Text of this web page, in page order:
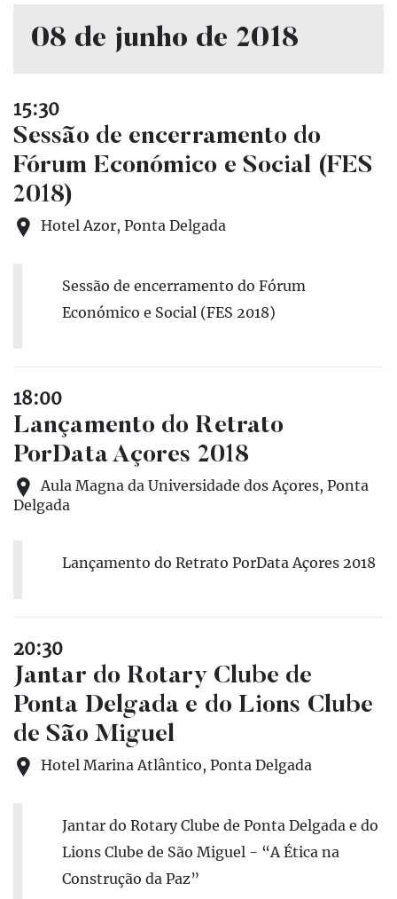
08 de junho de 2018
15:30
Sessão de encerramento do
Fórum Económico e Social (FES
2018)
Hotel Azor, Ponta Delgada
Sessão de encerramento do Fórum
Económico e Social (FES 2018)
18:00
Lançamento do Retrato
PorData Açores 2018
Aula Magna da Universidade dos Açores, Ponta
Delgada
Lançamento do Retrato PorData Açores 2018
20:30
Jantar do Rotary Clube de
Ponta Delgada e do Lions Clube
de São Miguel
Hotel Marina Atlântico, Ponta Delgada
Jantar do Rotary Clube de Ponta Delgada e do
Lions Clube de São Miguel - “A Ética na
Construção da Paz”